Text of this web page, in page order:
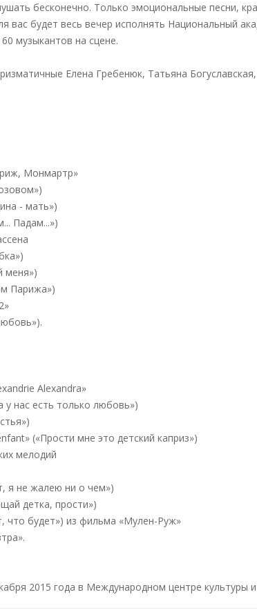
бесконечно. Только эмоциональные песни,
вас будет весь вечер исполнять Национальный
музыкантов на сцене.
Елена Гребенюк, Татьяна
Монмартр»
- мать»)
Падам...»)
меня»)
Парижа»)
Alexandra»
у нас есть только любовь»)
(«Прости мне это детский каприз»)
мелодий
я не жалею ни о чем»)
детка, прости»)
что будет») из фильма «Мулен-Руж»
2015 года в Международном центре культуры и